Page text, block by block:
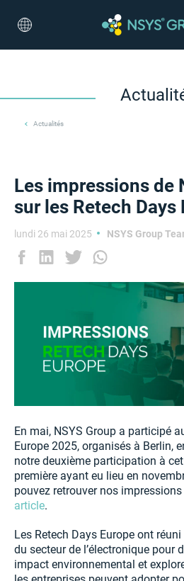
Actualités
Les impressions de
sur les Retech Days
lundi 26 mai 2025 NSYS Group
En mai, NSYS Group a participé
Europe 2025, organisés à Berlin,
notre deuxième participation à
première ayant eu lieu en
pouvez retrouver nos
article.
Les Retech Days Europe ont
du secteur de l’électronique pour
impact environnemental et